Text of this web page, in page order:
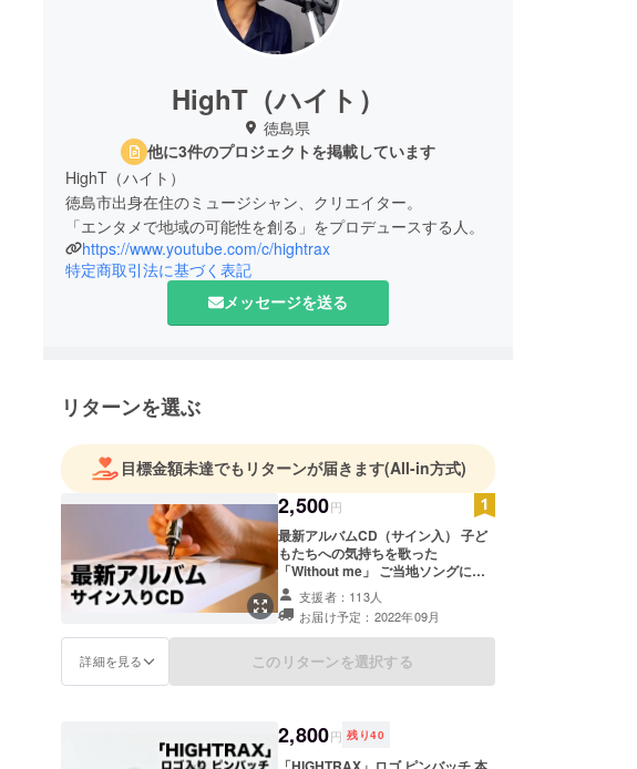
HighT（ハイト）
徳島県
他に3件のプロジェクトを掲載しています
HighT（ハイト）
徳島市出身在住のミュージシャン、クリエイター。
「エンタメで地域の可能性を創る」をプロデュースする人。
https://www.youtube.com/c/hightrax
特定商取引法に基づく表記
メッセージを送る
リターンを選ぶ
目標金額未達でもリターンが届きます(All-in方式)
2,500円
最新アルバムCD（サイン入） 子ど
もたちへの気持ちを歌った
「Without me」 ご当地ソングにな
れるのか！「すだちシャワー」を含
む全５曲 HighT(ハイト）のサインを
入れてお送りします。 送料込 9月20
日以降発送予定
支援者：113人
お届け予定：2022年09月
詳細を見る このリターンを選択する
2,800円 残り40